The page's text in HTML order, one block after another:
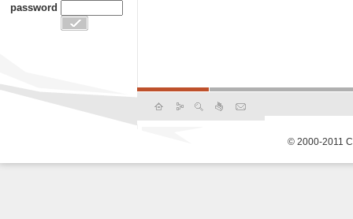
password
© 2000-2011